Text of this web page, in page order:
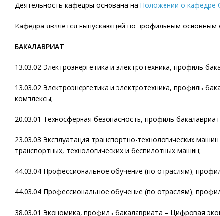
Деятельность кафедры основана на Положении о кафедре
Кафедра является выпускающей по профильным
БАКАЛАВРИАТ
13.03.02 Электроэнергетика и электротехника, профиль
13.03.02 Электроэнергетика и электротехника, профиль
комплексы;
20.03.01 Техносферная безопасность, профиль
23.03.03 Эксплуатация транспортно-технологических
транспортных, технологических и беспилотных машин;
44.03.04 Профессиональное обучение (по отраслям),
44.03.04 Профессиональное обучение (по отраслям),
38.03.01 Экономика, профиль бакалавриата – Цифровая